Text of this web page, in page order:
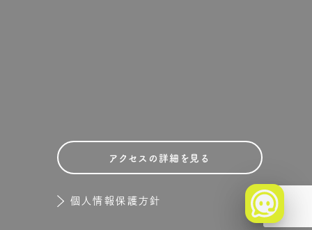
アクセスの詳細を見る
個人情報保護方針